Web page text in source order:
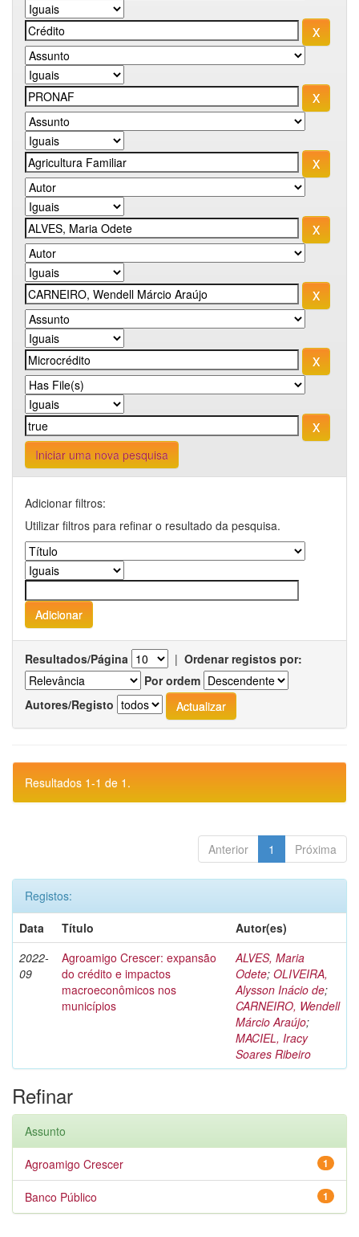
Iniciar uma nova pesquisa
Adicionar filtros:
Utilizar filtros para refinar o resultado da pesquisa.
Resultados/Página | Ordenar registos por:
Por ordem
Autores/Registo
Resultados 1-1 de 1.
Anterior 1 Próxima
Registos:
Data
Título
Autor(es)
2022-
09
Agroamigo Crescer: expansão
do crédito e impactos
macroeconômicos nos
municípios
ALVES, Maria
Odete; OLIVEIRA,
Alysson Inácio de;
CARNEIRO, Wendell
Márcio Araújo;
MACIEL, Iracy
Soares Ribeiro
Refinar
Assunto
1
Agroamigo Crescer
1
Banco Público